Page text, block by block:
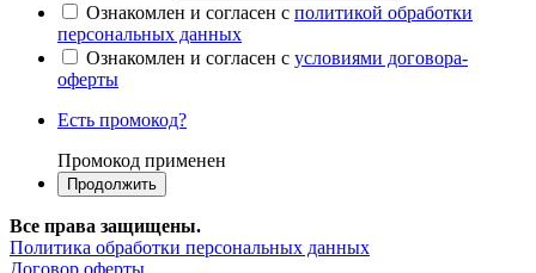
Ознакомлен и согласен с политикой обработки
персональных данных
Ознакомлен и согласен с условиями договора-
оферты
Есть промокод?
Промокод применен
Все права защищены.
Политика обработки персональных данных
Договор оферты